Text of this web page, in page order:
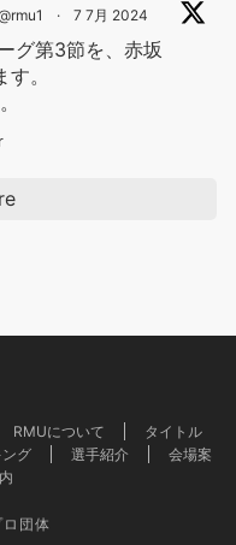
· 7 7月 2024
グ第3節を、赤坂
。
RMUについて
タイトル
グ 選手紹介
会場案
団体